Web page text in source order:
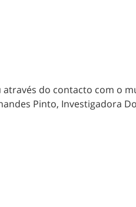
do contacto com o
Pinto, Investigadora